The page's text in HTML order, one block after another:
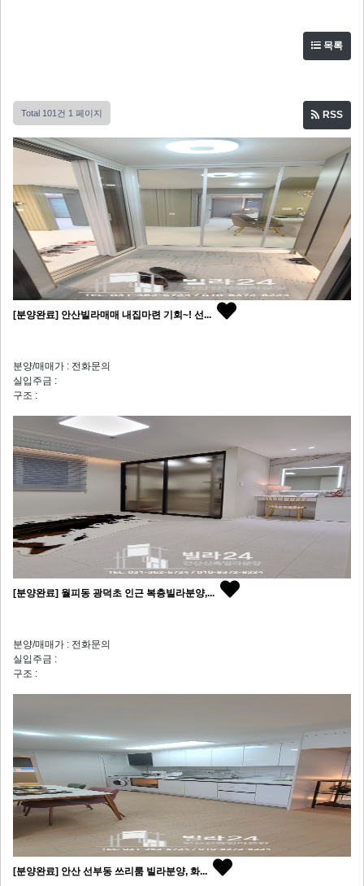
목록
Total 101건 1 페이지 RSS
[분양완료] 안산빌라매매 내집마련 기회~! 선...
분양/매매가 : 전화문의
실입주금 :
구조 :
[분양완료] 월피동 광덕초 인근 복층빌라분양,...
분양/매매가 : 전화문의
실입주금 :
구조 :
[분양완료] 안산 선부동 쓰리룸 빌라분양, 화...